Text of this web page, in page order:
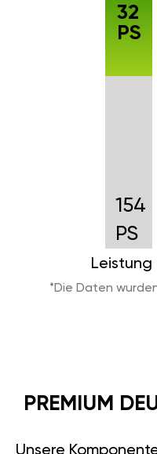
154
PS
Leistung
32
PS
*Die Daten
PREMIUM
Unsere